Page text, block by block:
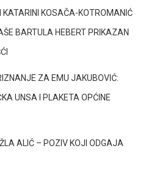
KATARINI KOSAČA-KOTROMANIĆ
BARTULA HEBERT PRIKAZAN
ZA EMU JAKUBOVIĆ:
UNSA I PLAKETA OPĆINE
ALIĆ – POZIV KOJI ODGAJA